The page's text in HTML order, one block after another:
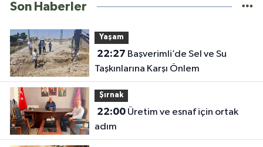
Son Haberler
Yaşam
22:27
Taşkınlarına Karşı Önlem
Şırnak
22:00Üretim ve esnaf için ortak
adım